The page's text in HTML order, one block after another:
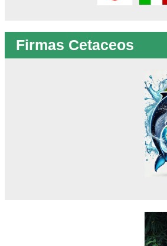
Firmas Cetaceos